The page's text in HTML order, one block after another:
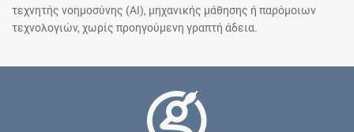
τεχνητής νοημοσύνης (AI), μηχανικής μάθησης ή παρόμοιων
τεχνολογιών, χωρίς προηγούμενη γραπτή άδεια.